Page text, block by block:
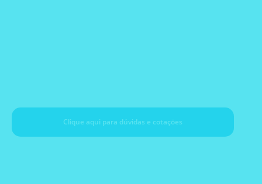
Clique aqui para dúvidas e cotaçōes